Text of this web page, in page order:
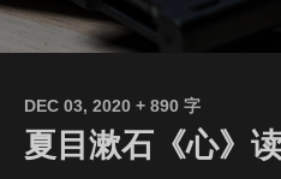
DEC 03, 2020 + 890 字
夏目漱石《心》